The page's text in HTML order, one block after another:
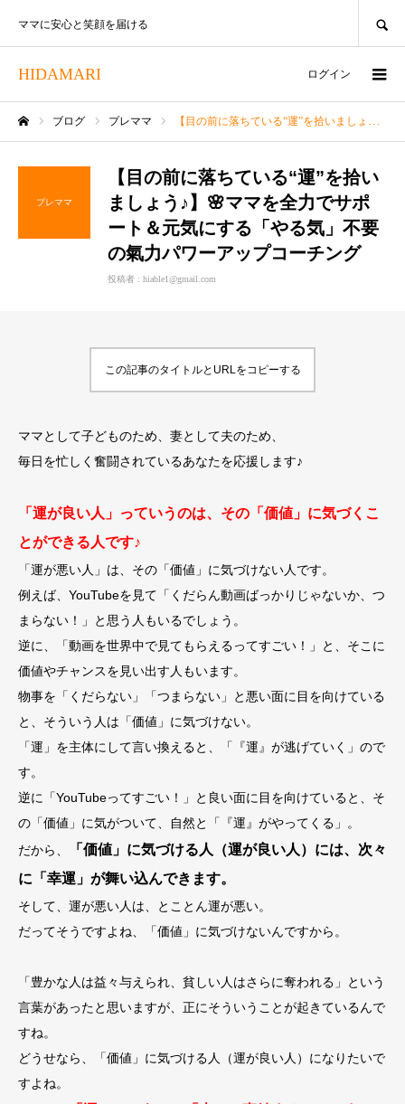
HIDAMARI
ママに安心と笑顔を届ける
ログイン
ブログ プレママ 【目の前に落ちている“運”を拾いましょう♪】🌸ママを全力でサポート＆元気にする「やる気」不要の氣力パワーアップコーチング
プレママ
【目の前に落ちている“運”を拾い
ましょう♪】🌸ママを全力でサポ
ート＆元気にする「やる気」不要
の氣力パワーアップコーチング
投稿者 : hiable1@gmail.com
この記事のタイトルとURLをコピーする
ママとして子どものため、妻として夫のため、
毎日を忙しく奮闘されているあなたを応援します♪
「運が良い人」っていうのは、その「価値」に気づくこ
とができる人です♪
「運が悪い人」は、その「価値」に気づけない人です。
例えば、YouTubeを見て「くだらん動画ばっかりじゃないか、つ
まらない！」と思う人もいるでしょう。
逆に、「動画を世界中で見てもらえるってすごい！」と、そこに
価値やチャンスを見い出す人もいます。
物事を「くだらない」「つまらない」と悪い面に目を向けている
と、そういう人は「価値」に気づけない。
「運」を主体にして言い換えると、「『運』が逃げていく」ので
す。
逆に「YouTubeってすごい！」と良い面に目を向けていると、そ
の「価値」に気がついて、自然と「『運』がやってくる」。
だから、
「価値」に気づける人（運が良い人）には、次々
に「幸運」が舞い込んできます。
そして、運が悪い人は、とことん運が悪い。
だってそうですよね、「価値」に気づけないんですから。
「豊かな人は益々与えられ、貧しい人はさらに奪われる」という
言葉があったと思いますが、正にそういうことが起きているんで
すね。
どうせなら、「価値」に気づける人（運が良い人）になりたいで
すよね。